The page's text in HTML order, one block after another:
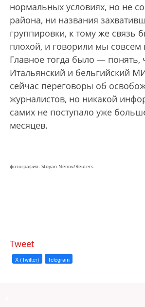
нормальных условиях, но не
района, ни названия
группировки, к тому же связь
плохой, и говорили мы совсем
Главное тогда было — понять,
Итальянский и бельгийский
сейчас переговоры об
журналистов, но никакой
самих не поступало уже
месяцев.
фотография: Stoyan Nenov/Reuters
Tweet
X (Twitter) Telegram